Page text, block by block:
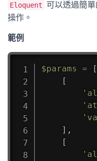
Eloquent 可以透過簡
操作。
範例
$params =
[
[
] ,
[